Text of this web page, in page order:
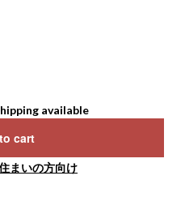
available
cart
まいの方向け